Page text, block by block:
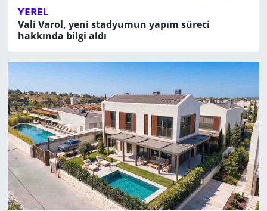
YEREL
Vali Varol, yeni stadyumun yapım süreci
hakkında bilgi aldı